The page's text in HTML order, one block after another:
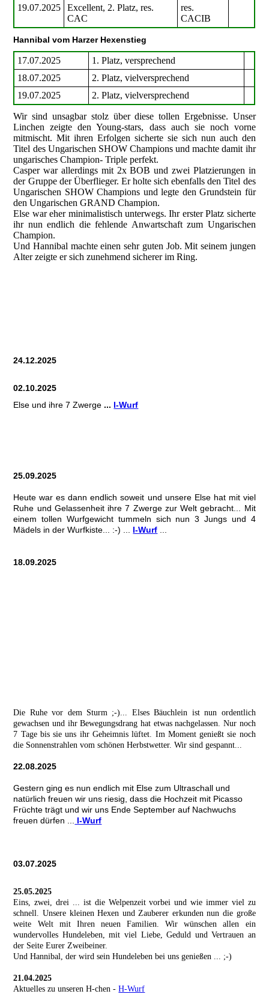
19.07.2025
Excellent, 2. Platz, res.
CAC
res.
CACIB
Hannibal vom Harzer Hexenstieg
17.07.2025
1. Platz, versprechend
18.07.2025
2. Platz, vielversprechend
19.07.2025
2. Platz, vielversprechend
Wir sind unsagbar stolz über diese tollen Ergebnisse. Unser
Linchen zeigte den Young-stars, dass auch sie noch vorne
mitmischt. Mit ihren Erfolgen sicherte sie sich nun auch den
Titel des Ungarischen SHOW Champions und machte damit ihr
ungarisches Champion- Triple perfekt.
Casper war allerdings mit 2x BOB und zwei Platzierungen in
der Gruppe der Überflieger. Er holte sich ebenfalls den Titel des
Ungarischen SHOW Champions und legte den Grundstein für
den Ungarischen GRAND Champion.
Else war eher minimalistisch unterwegs. Ihr erster Platz sicherte
ihr nun endlich die fehlende Anwartschaft zum Ungarischen
Champion.
Und Hannibal machte einen sehr guten Job. Mit seinem jungen
Alter zeigte er sich zunehmend sicherer im Ring.
24.12.2025
02.10.2025
Else und ihre 7 Zwerge ... I-Wurf
25.09.2025
Heute war es dann endlich soweit und unsere Else hat mit viel
Ruhe und Gelassenheit ihre 7 Zwerge zur Welt gebracht... Mit
einem tollen Wurfgewicht tummeln sich nun 3 Jungs und 4
Mädels in der Wurfkiste... :-) ... I-Wurf
18.09.2025
Die Ruhe vor dem Sturm ;-)... Elses Bäuchlein ist nun ordentlich
gewachsen und ihr Bewegungsdrang hat etwas nachgelassen. Nur noch
7 Tage bis sie uns ihr Geheimnis lüftet. Im Moment genießt sie noch
die Sonnenstrahlen vom schönen Herbstwetter. Wir sind gespannt...
22.08.2025
Gestern ging es nun endlich mit Else zum Ultraschall und
natürlich freuen wir uns riesig, dass die Hochzeit mit Picasso
Früchte trägt und wir uns Ende September auf Nachwuchs
freuen dürfen ...
I-Wurf
03.07.2025
25.05.2025
Eins, zwei, drei ... ist die Welpenzeit vorbei und wie immer viel zu
schnell. Unsere kleinen Hexen und Zauberer erkunden nun die große
weite Welt mit Ihren neuen Familien. Wir wünschen allen ein
wundervolles Hundeleben, mit viel Liebe, Geduld und Vertrauen an
der Seite Eurer Zweibeiner.
Und Hannibal, der wird sein Hundeleben bei uns genießen ... ;-)
21.04.2025
Aktuelles zu unseren H-chen -H-Wurf